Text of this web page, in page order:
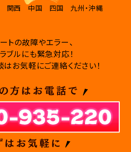
関西 中国 四国
九州・沖縄
トの故障やエラー、
ブルにも緊急対応！
お気軽にご連絡ください！